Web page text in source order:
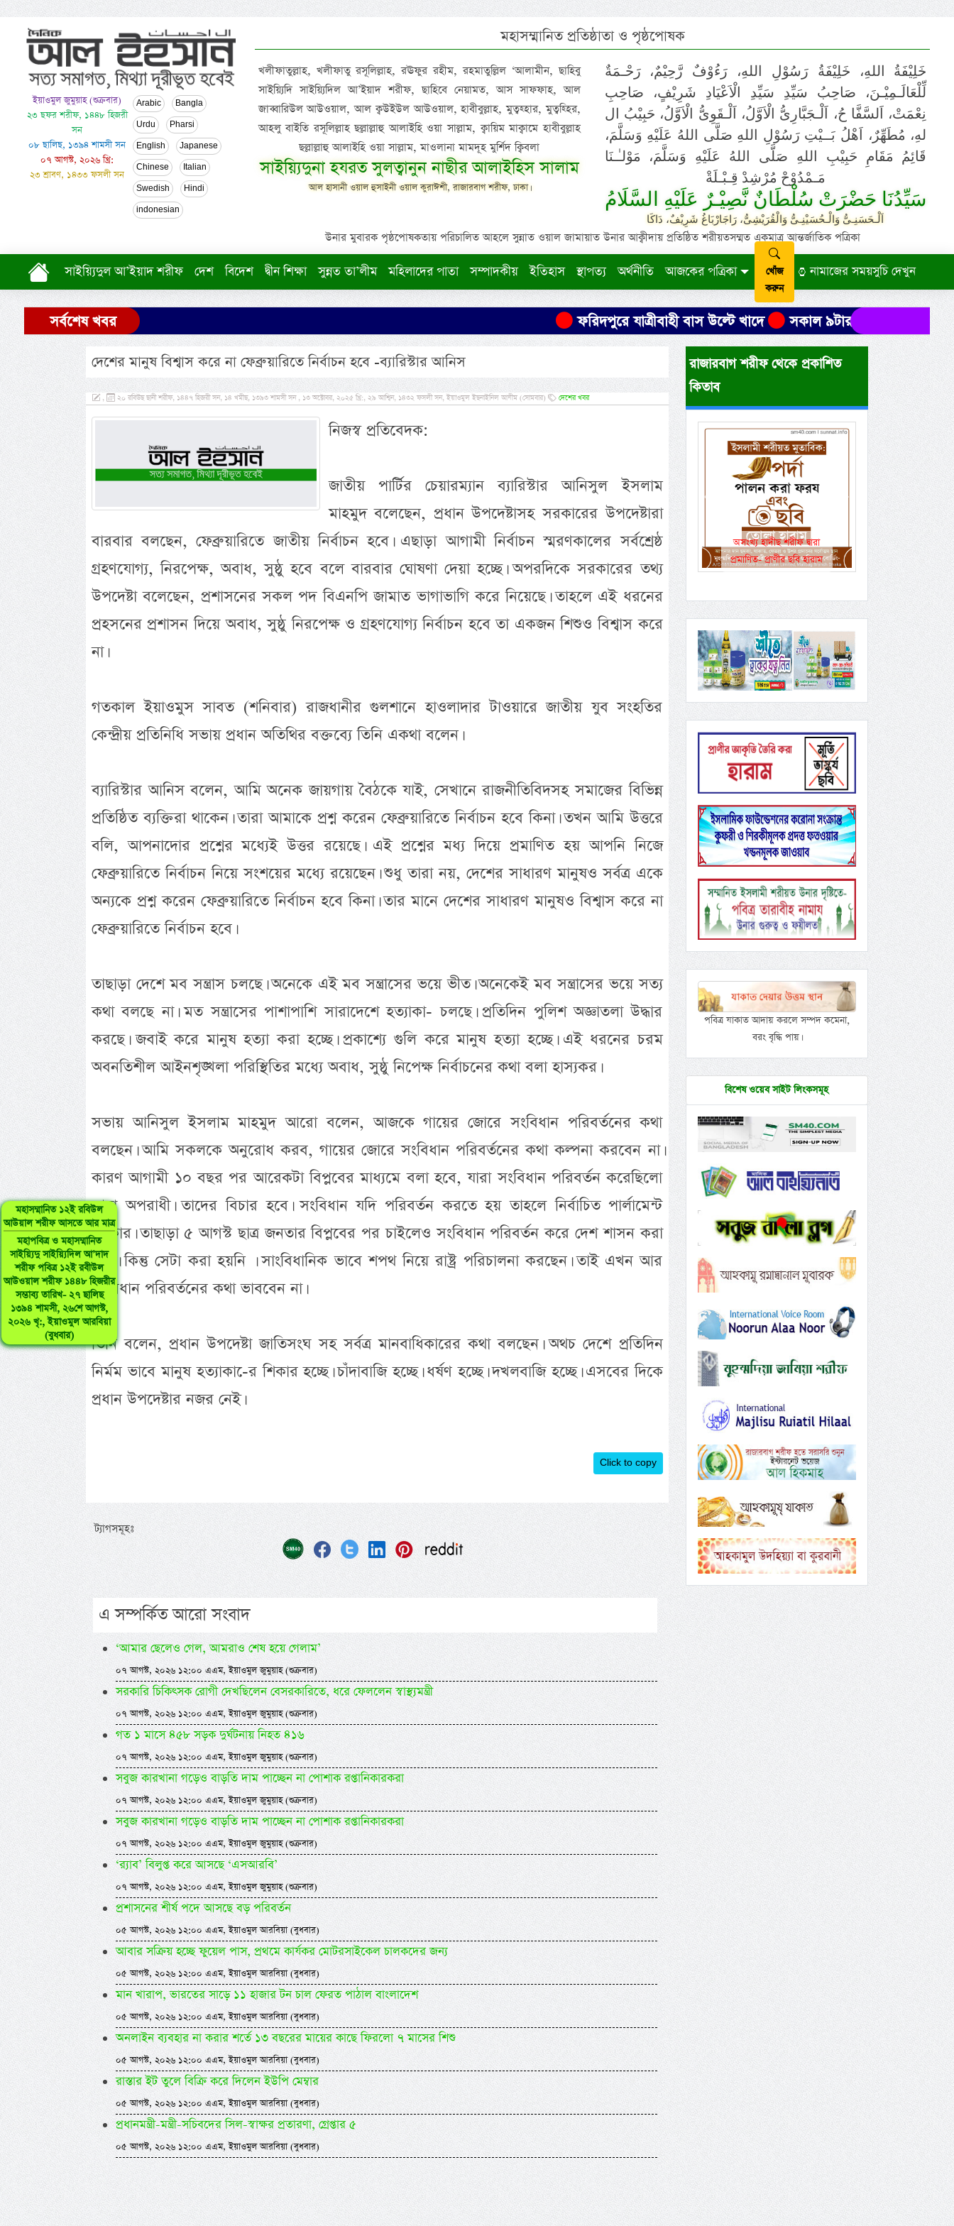
ইয়াওমুল জুমুয়াহ (শুক্রবার)
২৩ ছফর শরীফ, ১৪৪৮ হিজরী
সন
০৮ ছালিছ, ১৩৯৪ শামসী সন
০৭ আগস্ট, ২০২৬ খ্রি:
২৩ শ্রাবণ, ১৪৩৩ ফসলী সন
Arabic Bangla
Urdu Pharsi
English Japanese
Chinese Italian
Swedish Hindi
indonesian
মহাসম্মানিত প্রতিষ্ঠাতা ও পৃষ্ঠপোষক
খলীফাতুল্লাহ, খলীফাতু রসূলিল্লাহ, রঊফুর রহীম, রহমাতুল্লিল ‘আলামীন, ছাহিবু
সাইয়্যিদি সাইয়্যিদিল আ’ইয়াদ শরীফ, ছাহিবে নেয়ামত, আস সাফফাহ, আল
জাব্বারিউল আউওয়াল, আল ক্বউইউল আউওয়াল, হাবীবুল্লাহ, মুত্বহ্হার, মুত্বহ্হির,
আহলু বাইতি রসূলিল্লাহ ছল্লাল্লাহু আলাইহি ওয়া সাল্লাম, ক্বায়িম মাক্বামে হাবীবুল্লাহ
ছল্লাল্লাহু আলাইহি ওয়া সাল্লাম, মাওলানা মামদূহ মুর্শিদ ক্বিবলা
সাইয়্যিদুনা হযরত সুলত্বানুন নাছীর আলাইহিস সালাম
আল হাসানী ওয়াল হুসাইনী ওয়াল কুরাঈশী, রাজারবাগ শরীফ, ঢাকা।
خَلِيْفَةُ اللهِ، خَلِيْفَةُ رَسُوْلِ اللهِ، رَءُوْفٌ رَّحِيْمٌ، رَحْـمَةٌ
لِّلْعَالَـمِيْـنَ، صَاحِبُ سَيِّدِ سَيِّدِ الْاَعْيَادِ شَرِيْفٍ، صَاحِبِ
نِعْمَتْ، اَلسَّفَّا حُ، اَلْـجَبَّارِىُّ الْاَوَّلُ، اَلْـقَوِىُّ الْاَوَّلُ، حَبِيْبُ ال
لهِ، مُطَهِّرٌ، اَهْلُ بَــيْتِ رَسُوْلِ اللهِ صَلَّى اللهُ عَلَيْهِ وَسَلَّمَ،
قَائِمُ مَقَامِ حَبِيْبِ اللهِ صَلَّى اللهُ عَلَيْهِ وَسَلَّمَ، مَوْلـٰـنَا
مَـمْدُوْحْ مُرْشِدْ قِـبْـلَةْ
سَيِّدُنَا حَضْرَتْ سُلْطَانٌ نَّصِيْـرٌ عَلَيْهِ السَّلَامُ
اَلْـحَسَنِـىُّ وَالْـحُسَيْنِـىُّ وَالْقُرَيْشِىُّ، رَاجَارْبَاغُ شَرِيْفٌ، دَاكَا
উনার মুবারক পৃষ্ঠপোষকতায় পরিচালিত আহলে সুন্নাত ওয়াল জামায়াত উনার আক্বীদায় প্রতিষ্ঠিত শরীয়তসম্মত একমাত্র আন্তর্জাতিক পত্রিকা
সাইয়্যিদুল আ’ইয়াদ শরীফ দেশ বিদেশ দ্বীন শিক্ষা সুন্নত তা’লীম মহিলাদের পাতা সম্পাদকীয় ইতিহাস স্থাপত্য অর্থনীতি আজকের পত্রিকা
খোঁজ
করুন
নামাজের সময়সুচি দেখুন
সর্বশেষ খবর ফরিদপুরে যাত্রীবাহী বাস উল্টে খাদে সকাল ৯টার মধ্যে যেসব জেলায় ৬০
মহাসম্মানিত ১২ই রবিউল
আউয়াল শরীফ আসতে আর মাত্র
মহাপবিত্র ও মহাসম্মানিত
সাইয়্যিদু সাইয়্যিদিল আ’দাদ
শরীফ পবিত্র ১২ই রবীউল
আউওয়াল শরীফ ১৪৪৮ হিজরীর
সম্ভাব্য তারিখ- ২৭ ছালিছ
১৩৯৪ শামসী, ২৬শে আগস্ট,
২০২৬ খৃ:, ইয়াওমুল আরবিয়া
(বুধবার)
দেশের মানুষ বিশ্বাস করে না ফেব্রুয়ারিতে নির্বাচন হবে -ব্যারিস্টার আনিস
, ২০ রবিউছ ছানী শরীফ, ১৪৪৭ হিজরী সন, ১৪ খমীছ, ১৩৯৩ শামসী সন , ১৩ অক্টোবর, ২০২৫ খ্রি:, ২৯ আশ্বিন, ১৪৩২ ফসলী সন, ইয়াওমুল ইছনাইনিল আযীম (সোমবার) দেশের খবর
নিজস্ব প্রতিবেদক:
জাতীয় পার্টির চেয়ারম্যান ব্যারিস্টার আনিসুল ইসলাম
মাহমুদ বলেছেন, প্রধান উপদেষ্টাসহ সরকারের উপদেষ্টারা
বারবার বলছেন, ফেব্রুয়ারিতে জাতীয় নির্বাচন হবে। এছাড়া আগামী নির্বাচন স্মরণকালের সর্বশ্রেষ্ঠ
গ্রহণযোগ্য, নিরপেক্ষ, অবাধ, সুষ্ঠু হবে বলে বারবার ঘোষণা দেয়া হচ্ছে। অপরদিকে সরকারের তথ্য
উপদেষ্টা বলেছেন, প্রশাসনের সকল পদ বিএনপি জামাত ভাগাভাগি করে নিয়েছে। তাহলে এই ধরনের
প্রহসনের প্রশাসন দিয়ে অবাধ, সুষ্ঠু নিরপেক্ষ ও গ্রহণযোগ্য নির্বাচন হবে তা একজন শিশুও বিশ্বাস করে
না।
গতকাল ইয়াওমুস সাবত (শনিবার) রাজধানীর গুলশানে হাওলাদার টাওয়ারে জাতীয় যুব সংহতির
কেন্দ্রীয় প্রতিনিধি সভায় প্রধান অতিথির বক্তব্যে তিনি একথা বলেন।
ব্যারিস্টার আনিস বলেন, আমি অনেক জায়গায় বৈঠকে যাই, সেখানে রাজনীতিবিদসহ সমাজের বিভিন্ন
প্রতিষ্ঠিত ব্যক্তিরা থাকেন। তারা আমাকে প্রশ্ন করেন ফেব্রুয়ারিতে নির্বাচন হবে কিনা। তখন আমি উত্তরে
বলি, আপনাদোর প্রশ্নের মধ্যেই উত্তর রয়েছে। এই প্রশ্নের মধ্য দিয়ে প্রমাণিত হয় আপনি নিজে
ফেব্রুয়ারিতে নির্বাচন নিয়ে সংশয়ের মধ্যে রয়েছেন। শুধু তারা নয়, দেশের সাধারণ মানুষও সর্বত্র একে
অন্যকে প্রশ্ন করেন ফেব্রুয়ারিতে নির্বাচন হবে কিনা। তার মানে দেশের সাধারণ মানুষও বিশ্বাস করে না
ফেব্রুয়ারিতে নির্বাচন হবে।
তাছাড়া দেশে মব সন্ত্রাস চলছে। অনেকে এই মব সন্ত্রাসের ভয়ে ভীত। অনেকেই মব সন্ত্রাসের ভয়ে সত্য
কথা বলছে না। মত সন্ত্রাসের পাশাপাশি সারাদেশে হত্যাকা- চলছে। প্রতিদিন পুলিশ অজ্ঞাতলা উদ্ধার
করছে। জবাই করে মানুষ হত্যা করা হচ্ছে। প্রকাশ্যে গুলি করে মানুষ হত্যা হচ্ছে। এই ধরনের চরম
অবনতিশীল আইনশৃঙ্খলা পরিস্থিতির মধ্যে অবাধ, সুষ্ঠু নিপেক্ষ নির্বাচনের কথা বলা হাস্যকর।
সভায় আনিসুল ইসলাম মাহমুদ আরো বলেন, আজকে গায়ের জোরে সংবিধান পরিবর্তনের কথা
বলছেন। আমি সকলকে অনুরোধ করব, গায়ের জোরে সংবিধান পরিবর্তনের কথা কল্পনা করবেন না।
কারণ আগামী ১০ বছর পর আরেকটা বিপ্লবের মাধ্যমে বলা হবে, যারা সংবিধান পরিবর্তন করেছিলো
তারা অপরাধী। তাদের বিচার হবে। সংবিধান যদি পরিবর্তন করতে হয় তাহলে নির্বাচিত পার্লামেন্ট
দরকার। তাছাড়া ৫ আগস্ট ছাত্র জনতার বিপ্লবের পর চাইলেও সংবিধান পরিবর্তন করে দেশ শাসন করা
যেত। কিন্তু সেটা করা হয়নি । সাংবিধানিক ভাবে শপথ নিয়ে রাষ্ট্র পরিচালনা করছেন। তাই এখন আর
সংবিধান পরিবর্তনের কথা ভাববেন না।
তিনি বলেন, প্রধান উপদেষ্টা জাতিসংঘ সহ সর্বত্র মানবাধিকারের কথা বলছেন। অথচ দেশে প্রতিদিন
নির্মম ভাবে মানুষ হত্যাকা-ের শিকার হচ্ছে। চাঁদাবাজি হচ্ছে। ধর্ষণ হচ্ছে। দখলবাজি হচ্ছে। এসবের দিকে
প্রধান উপদেষ্টার নজর নেই।
Click to copy
ট্যাগসমূহঃ
এ সম্পর্কিত আরো সংবাদ
‘আমার ছেলেও গেল, আমরাও শেষ হয়ে গেলাম’
০৭ আগস্ট, ২০২৬ ১২:০০ এএম, ইয়াওমুল জুমুয়াহ (শুক্রবার)
সরকারি চিকিৎসক রোগী দেখছিলেন বেসরকারিতে, ধরে ফেললেন স্বাস্থ্যমন্ত্রী
০৭ আগস্ট, ২০২৬ ১২:০০ এএম, ইয়াওমুল জুমুয়াহ (শুক্রবার)
গত ১ মাসে ৪৫৮ সড়ক দুর্ঘটনায় নিহত ৪১৬
০৭ আগস্ট, ২০২৬ ১২:০০ এএম, ইয়াওমুল জুমুয়াহ (শুক্রবার)
সবুজ কারখানা গড়েও বাড়তি দাম পাচ্ছেন না পোশাক রপ্তানিকারকরা
০৭ আগস্ট, ২০২৬ ১২:০০ এএম, ইয়াওমুল জুমুয়াহ (শুক্রবার)
সবুজ কারখানা গড়েও বাড়তি দাম পাচ্ছেন না পোশাক রপ্তানিকারকরা
০৭ আগস্ট, ২০২৬ ১২:০০ এএম, ইয়াওমুল জুমুয়াহ (শুক্রবার)
‘র‍্যাব’ বিলুপ্ত করে আসছে ‘এসআরবি’
০৭ আগস্ট, ২০২৬ ১২:০০ এএম, ইয়াওমুল জুমুয়াহ (শুক্রবার)
প্রশাসনের শীর্ষ পদে আসছে বড় পরিবর্তন
০৫ আগস্ট, ২০২৬ ১২:০০ এএম, ইয়াওমুল আরবিয়া (বুধবার)
আবার সক্রিয় হচ্ছে ফুয়েল পাস, প্রথমে কার্যকর মোটরসাইকেল চালকদের জন্য
০৫ আগস্ট, ২০২৬ ১২:০০ এএম, ইয়াওমুল আরবিয়া (বুধবার)
মান খারাপ, ভারতের সাড়ে ১১ হাজার টন চাল ফেরত পাঠাল বাংলাদেশ
০৫ আগস্ট, ২০২৬ ১২:০০ এএম, ইয়াওমুল আরবিয়া (বুধবার)
অনলাইন ব্যবহার না করার শর্তে ১৩ বছরের মায়ের কাছে ফিরলো ৭ মাসের শিশু
০৫ আগস্ট, ২০২৬ ১২:০০ এএম, ইয়াওমুল আরবিয়া (বুধবার)
রাস্তার ইট তুলে বিক্রি করে দিলেন ইউপি মেম্বার
০৫ আগস্ট, ২০২৬ ১২:০০ এএম, ইয়াওমুল আরবিয়া (বুধবার)
প্রধানমন্ত্রী-মন্ত্রী-সচিবদের সিল-স্বাক্ষর প্রতারণা, গ্রেপ্তার ৫
০৫ আগস্ট, ২০২৬ ১২:০০ এএম, ইয়াওমুল আরবিয়া (বুধবার)
রাজারবাগ শরীফ থেকে প্রকাশিত
কিতাব
অসংখ্য হাদীছ শরীফ দ্বারা
প্রমাণিত- প্রাণীর ছবি হারাম
একই রানওয়েতে সামরিক-
বেসামরিক ফ্লাইট!
পবিত্র যাকাত আদায় করলে সম্পদ কমেনা,
বরং বৃদ্ধি পায়।
বিশেষ ওয়েব সাইট লিংকসমূহ